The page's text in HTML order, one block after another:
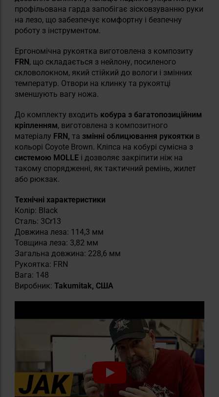
профільована гарда запобігає зісковзуванню руки
на лезо, що забезпечує комфортну і безпечну
роботу з інструментом.
Ергономічна рукоятка виготовлена з композиту
FRN , що складається з нейлону, посиленого
скловолокном, який стійкий до вологи і змінних
температур. Отвори на клинку та рукоятці
зменшують вагу ножа.
До комплекту входить кобура з багатопозиційним
кріпленням, виготовлена з композитного
матеріалу FRN, та змінні облицювання рукоятки в
кольорі Coyote Brown. Кліпса на кобурі сумісна з
системою MOLLE і дозволяє закріпити ніж на
такому спорядженні, як тактичний ремінь, жилет
або рюкзак.
Технічні характеристики
Колір: Black
Сталь: 3Cr13
Довжина леза: 114,3 мм
Товщина леза: 3,82 мм
Загальна довжина: 228,6 мм
Рукоятка: FRN
Вага: 148
Виробник: Takumitak, США